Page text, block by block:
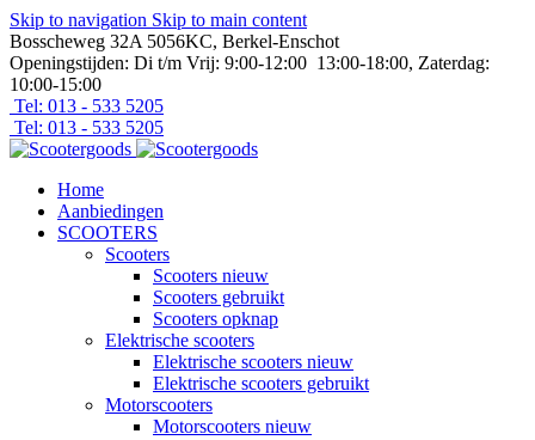
Skip to navigation Skip to main content
Bosscheweg 32A 5056KC, Berkel-Enschot
Openingstijden: Di t/m Vrij: 9:00-12:00 13:00-18:00, Zaterdag:
10:00-15:00
Tel: 013 - 533 5205
Tel: 013 - 533 5205
Home
Aanbiedingen
SCOOTERS
Scooters
Scooters nieuw
Scooters gebruikt
Scooters opknap
Elektrische scooters
Elektrische scooters nieuw
Elektrische scooters gebruikt
Motorscooters
Motorscooters nieuw